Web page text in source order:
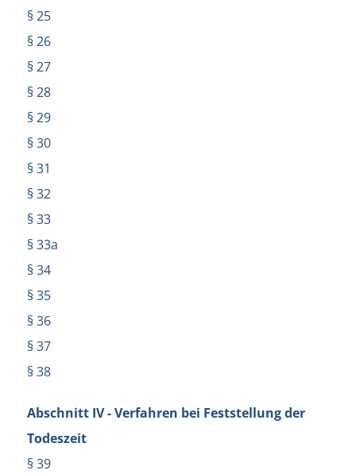
§ 25
§ 26
§ 27
§ 28
§ 29
§ 30
§ 31
§ 32
§ 33
§ 33a
§ 34
§ 35
§ 36
§ 37
§ 38
Abschnitt IV - Verfahren bei Feststellung der
Todeszeit
§ 39